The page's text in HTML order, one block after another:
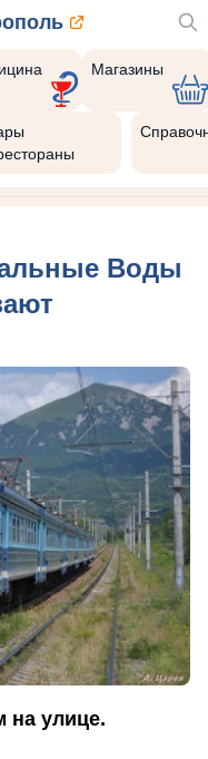
Магазины
Воды
на улице.